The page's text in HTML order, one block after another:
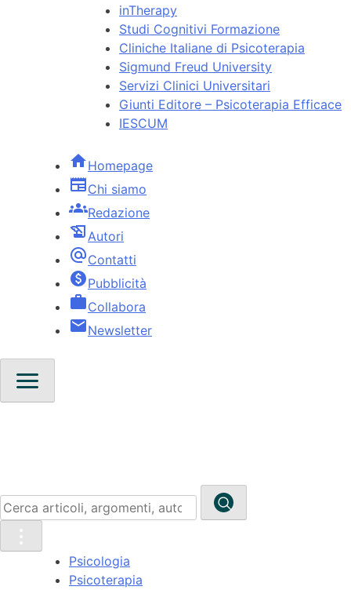
inTherapy
Studi Cognitivi Formazione
Cliniche Italiane di Psicoterapia
Sigmund Freud University
Servizi Clinici Universitari
Giunti Editore – Psicoterapia Efficace
IESCUM
homeHomepage
newspaperChi siamo
groupsRedazione
history_edu Autori
alternate_emailContatti
paidPubblicità
workCollabora
emailNewsletter
Ricerca
per:
Psicologia
Psicoterapia